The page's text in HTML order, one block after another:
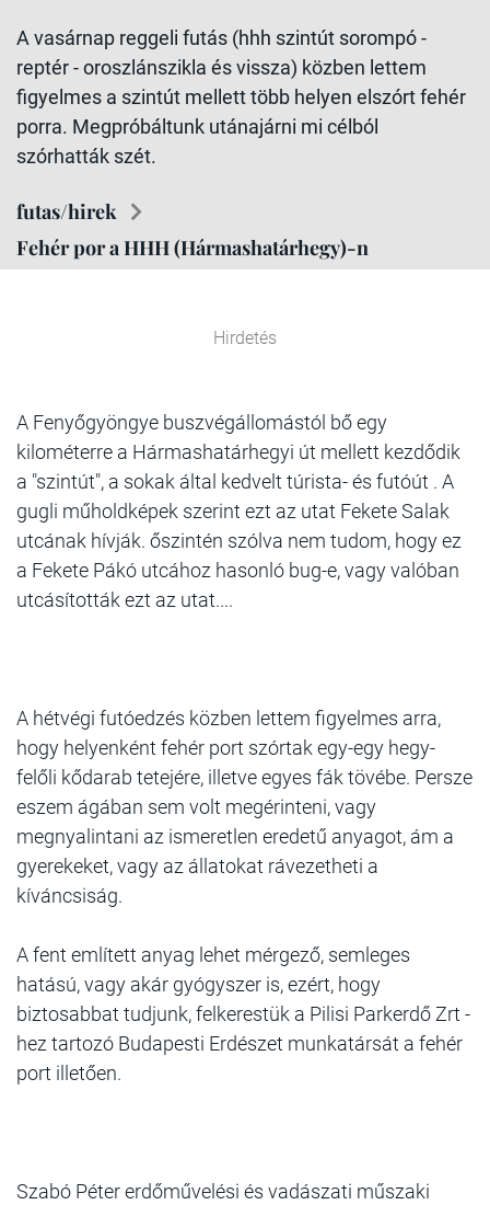
A vasárnap reggeli futás (hhh szintút sorompó -
reptér - oroszlánszikla és vissza) közben lettem
figyelmes a szintút mellett több helyen elszórt fehér
porra. Megpróbáltunk utánajárni mi célból
szórhatták szét.
futas/hirek
Fehér por a HHH (Hármashatárhegy)-n
Hirdetés
A Fenyőgyöngye buszvégállomástól bő egy
kilométerre a Hármashatárhegyi út mellett kezdődik
a "szintút", a sokak által kedvelt túrista- és futóút . A
gugli műholdképek szerint ezt az utat Fekete Salak
utcának hívják. őszintén szólva nem tudom, hogy ez
a Fekete Pákó utcához hasonló bug-e, vagy valóban
utcásították ezt az utat....
A hétvégi futóedzés közben lettem figyelmes arra,
hogy helyenként fehér port szórtak egy-egy hegy-
felőli kődarab tetejére, illetve egyes fák tövébe. Persze
eszem ágában sem volt megérinteni, vagy
megnyalintani az ismeretlen eredetű anyagot, ám a
gyerekeket, vagy az állatokat rávezetheti a
kíváncsiság.
A fent említett anyag lehet mérgező, semleges
hatású, vagy akár gyógyszer is, ezért, hogy
biztosabbat tudjunk, felkerestük a Pilisi Parkerdő Zrt -
hez tartozó Budapesti Erdészet munkatársát a fehér
port illetően.
Szabó Péter erdőművelési és vadászati műszaki